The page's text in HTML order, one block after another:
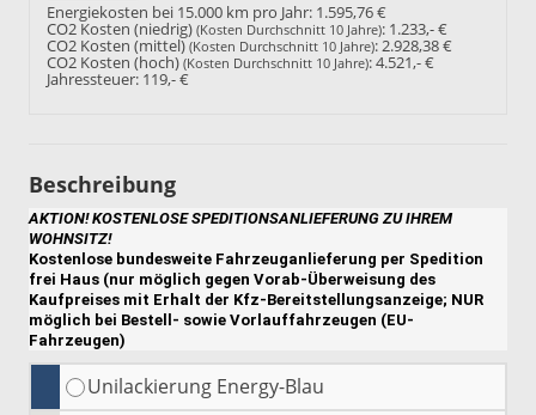
Energiekosten bei 15.000 km pro Jahr: 1.595,76 €
CO2 Kosten (niedrig) (Kosten Durchschnitt 10 Jahre): 1.233,- €
CO2 Kosten (mittel) (Kosten Durchschnitt 10 Jahre):2.928,38 €
CO2 Kosten (hoch) (Kosten Durchschnitt 10 Jahre):4.521,- €
Jahressteuer: 119,- €
Beschreibung
AKTION! KOSTENLOSE SPEDITIONSANLIEFERUNG ZU IHREM
WOHNSITZ!
Kostenlose bundesweite Fahrzeuganlieferung per Spedition
frei Haus (nur möglich gegen Vorab-Überweisung des
Kaufpreises mit Erhalt der Kfz-Bereitstellungsanzeige; NUR
möglich bei Bestell- sowie Vorlauffahrzeugen (EU-
Fahrzeugen)
Unilackierung Energy-Blau